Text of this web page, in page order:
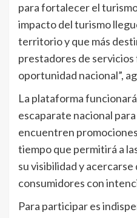
para fortalecer el
impacto del turismo
territorio y que más
prestadores de
oportunidad nacional”,
La plataforma
escaparate nacional
encuentren
tiempo que permitirá a
su visibilidad y
consumidores con
Para participar es